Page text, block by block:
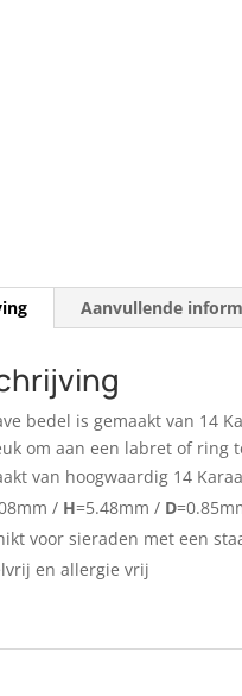
Aanvullende
bedel is gemaakt van 14
om aan een labret of ring
van hoogwaardig 14
/ H=5.48mm / D
voor sieraden met een
en allergie vrij